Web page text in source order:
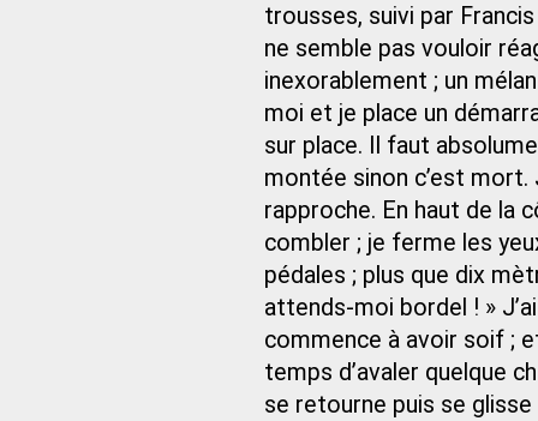
trousses, suivi par
ne semble pas vouloir
inexorablement ; un
moi et je place un
sur place. Il faut
montée sinon c’est
rapproche. En haut de la
combler ; je ferme les
pédales ; plus que dix
attends-moi bordel ! »
commence à avoir soif ;
temps d’avaler quelque
se retourne puis se glisse